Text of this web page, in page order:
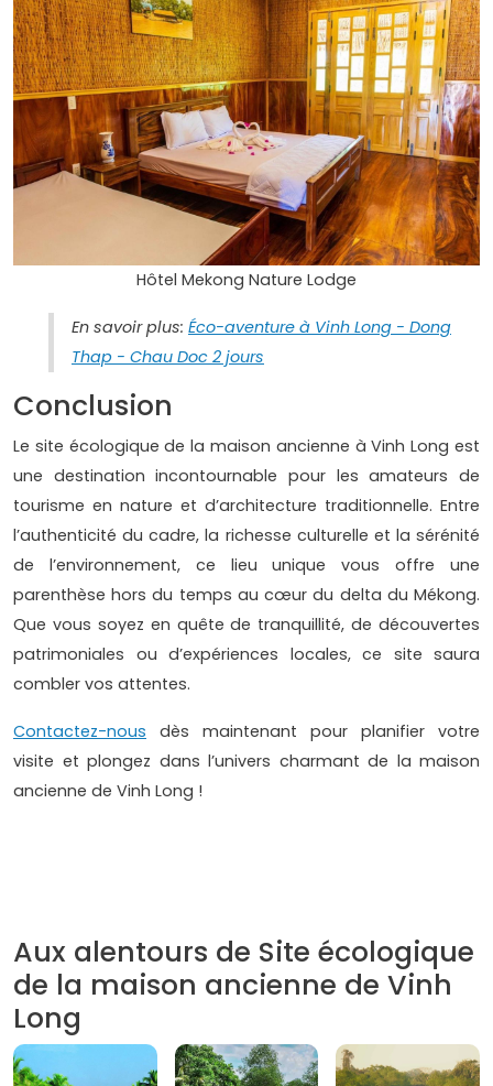
Hôtel Mekong Nature Lodge
En savoir plus: Éco-aventure à Vinh Long - Dong
Thap - Chau Doc 2 jours
Conclusion
Le site écologique de la maison ancienne à Vinh Long est
une destination incontournable pour les amateurs de
tourisme en nature et d’architecture traditionnelle. Entre
l’authenticité du cadre, la richesse culturelle et la sérénité
de l’environnement, ce lieu unique vous offre une
parenthèse hors du temps au cœur du delta du Mékong.
Que vous soyez en quête de tranquillité, de découvertes
patrimoniales ou d’expériences locales, ce site saura
combler vos attentes.
Contactez-nous dès maintenant pour planifier votre
visite et plongez dans l’univers charmant de la maison
ancienne de Vinh Long !
Aux alentours de Site écologique
de la maison ancienne de Vinh
Long